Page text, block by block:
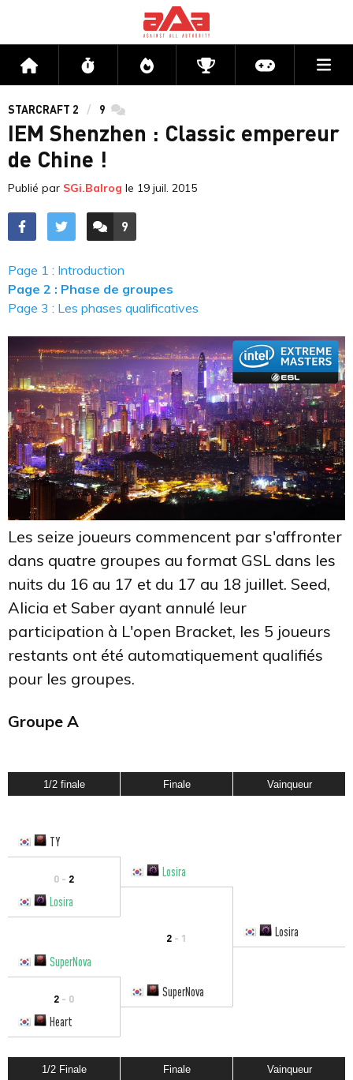
Accueil Flux Directs CompétitionsActu jeux
STARCRAFT 2 9 commentaires
IEM Shenzhen : Classic empereur
de Chine !
Publié par SGi.Balrog le 19 juil. 2015
ACCÉDER AUX
9
COMMENTAIRES
Page 1 : Introduction
Page 2 : Phase de groupes
Page 3 : Les phases qualificatives
Les seize joueurs commencent par s'affronter
dans quatre groupes au format GSL dans les
nuits du 16 au 17 et du 17 au 18 juillet. Seed,
Alicia et Saber ayant annulé leur
participation à L'open Bracket, les 5 joueurs
restants ont été automatiquement qualifiés
pour les groupes.
Groupe A
1/2 finale Finale Vainqueur
TY
0 - 2
Losira
Losira
2 - 1
Losira
SuperNova
2 - 0
SuperNova
Heart
1/2 Finale Finale Vainqueur